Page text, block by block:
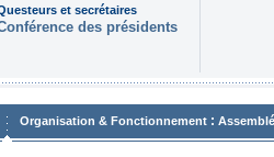
et secrétaires
des présidents
Organisation & Fonctionnement :